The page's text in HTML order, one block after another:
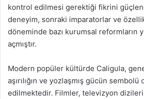
kontrol edilmesi gerektiği fikrini
deneyim, sonraki imparatorlar ve
döneminde bazı kurumsal reformların
açmıştır.
Modern popüler kültürde Caligula,
aşırılığın ve yozlaşmış gücün
edilmektedir. Filmler, televizyon